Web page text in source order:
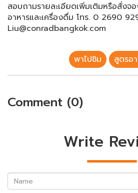
สอบถามรายละเอียดเพิ่มเติมหรือสั่งจ
อาหารและเครื่องดื่ม โทร. 0 2690
Liu@conradbangkok.com
พาไปชิม สูตรอ
Comment (0)
Write
Name